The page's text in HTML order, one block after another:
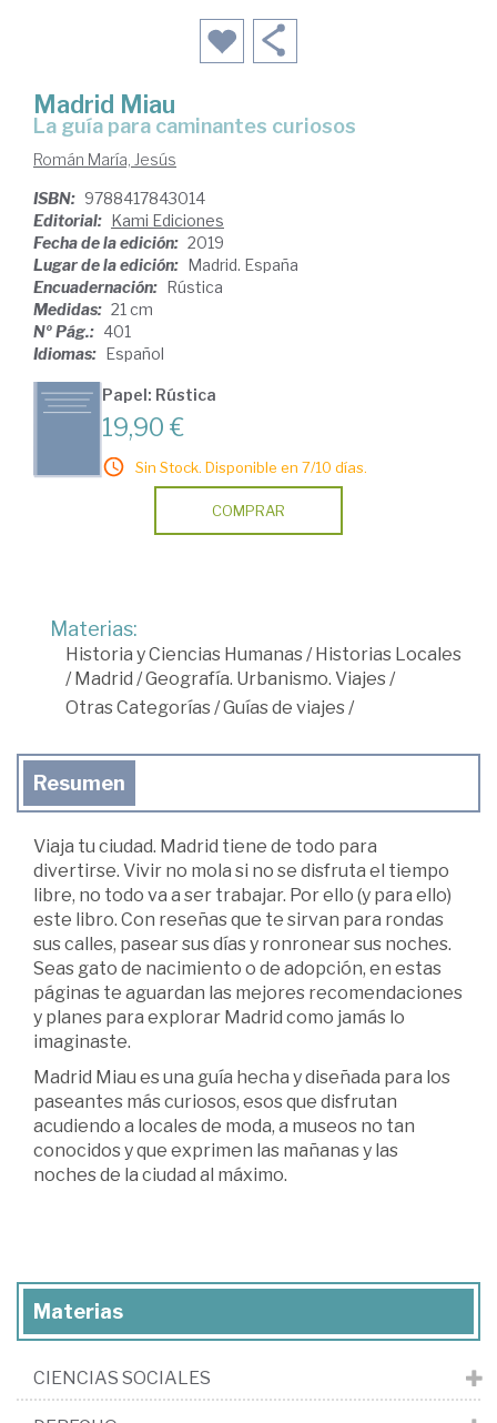
Madrid Miau
la guía para caminantes curiosos
Román María, Jesús
ISBN: 9788417843014
Editorial: Kami Ediciones
Fecha de la edición: 2019
Lugar de la edición: Madrid. España
Encuadernación: Rústica
Medidas: 21 cm
Nº Pág.: 401
Idiomas: Español
Papel: Rústica
19,90 €
Sin Stock. Disponible en 7/10 días.
COMPRAR
Materias:
Historia y Ciencias Humanas /Historias Locales
/Madrid /Geografía. Urbanismo. Viajes /
Otras Categorías /Guías de viajes /
Resumen
Viaja tu ciudad. Madrid tiene de todo para
divertirse. Vivir no mola si no se disfruta el tiempo
libre, no todo va a ser trabajar. Por ello (y para ello)
este libro. Con reseñas que te sirvan para rondas
sus calles, pasear sus días y ronronear sus noches.
Seas gato de nacimiento o de adopción, en estas
páginas te aguardan las mejores recomendaciones
y planes para explorar Madrid como jamás lo
imaginaste.
Madrid Miau es una guía hecha y diseñada para los
paseantes más curiosos, esos que disfrutan
acudiendo a locales de moda, a museos no tan
conocidos y que exprimen las mañanas y las
noches de la ciudad al máximo.
Materias
CIENCIAS SOCIALES